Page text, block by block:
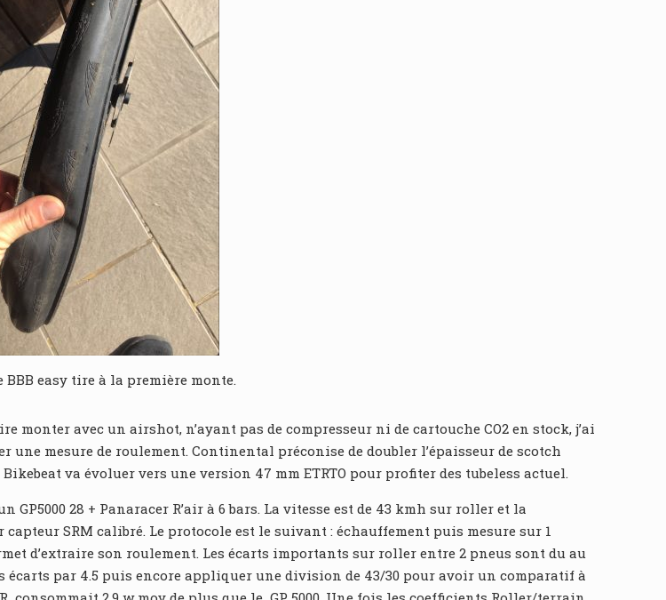
easy tire à la première monte.
monter avec un airshot, n’ayant pas de compresseur ni de cartouche CO2 en stock, j’ai
une mesure de roulement. Continental préconise de doubler l’épaisseur de scotch
va évoluer vers une version 47 mm ETRTO pour profiter des tubeless actuel.
28 + Panaracer R’air à 6 bars. La vitesse est de 43 kmh sur roller et la
SRM calibré. Le protocole est le suivant : échauffement puis mesure sur 1
d’extraire son roulement. Les écarts importants sur roller entre 2 pneus sont du au
par 4.5 puis encore appliquer une division de 43/30 pour avoir un comparatif à